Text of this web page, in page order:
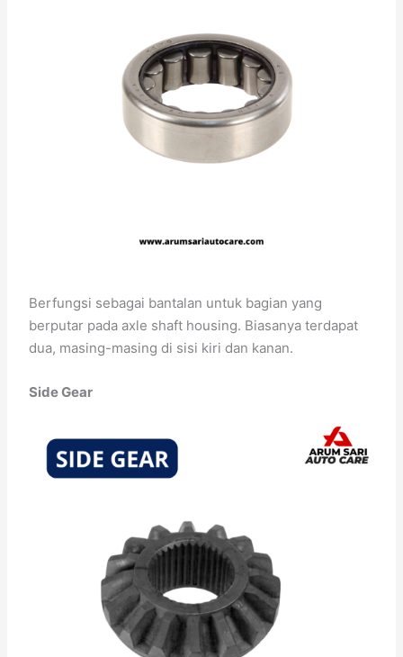
Berfungsi sebagai bantalan untuk bagian yang
berputar pada axle shaft housing. Biasanya terdapat
dua, masing-masing di sisi kiri dan kanan.
Side Gear